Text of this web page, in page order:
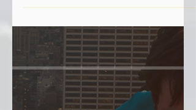
lente de un vendedor
profesional
Escrito por: Ernesto Munive Todos, en
algún momento de nuestras vidas nos
hemos visto en situación de vender un
producto, una idea y...